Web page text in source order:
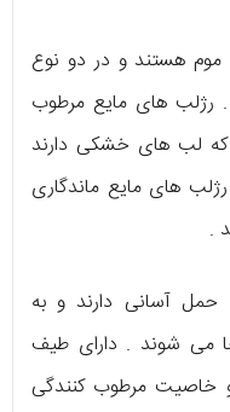
هستند و در دو نوع
. رژلب های مایع مرطوب
که لب های خشکی دارند
های مایع ماندگاری
.
آسانی دارند و به
شوند . دارای طیف
خاصیت مرطوب کنندگی